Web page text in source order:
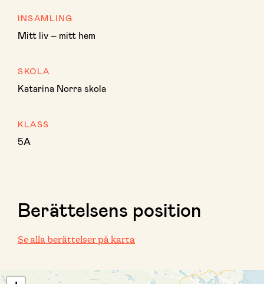
INSAMLING
Mitt liv – mitt hem
SKOLA
Katarina Norra skola
KLASS
5A
Berättelsens position
Se alla berättelser på karta